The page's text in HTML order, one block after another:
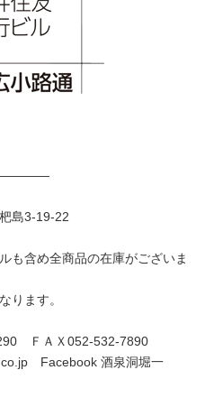
島3-19-22
も含め全商品の在庫がございま
ります。
ＦＡＸ052-532-7890
Facebook 酒泉洞堀一